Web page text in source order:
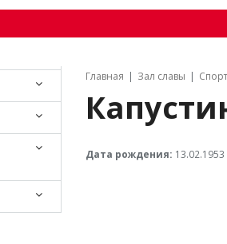
Главная Зал славы
Дата рождения: 13.02.1953